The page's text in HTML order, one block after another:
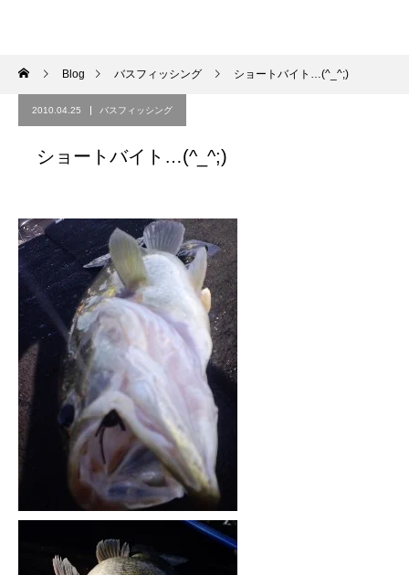
Blog バスフィッシング ショートバイト…(^_^;)
2010.04.25 バスフィッシング
ショートバイト…(^_^;)